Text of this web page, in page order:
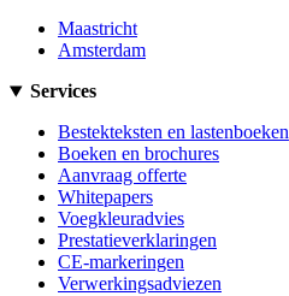
Maastricht
Amsterdam
Services
Bestekteksten en lastenboeken
Boeken en brochures
Aanvraag offerte
Whitepapers
Voegkleuradvies
Prestatieverklaringen
CE-markeringen
Verwerkingsadviezen